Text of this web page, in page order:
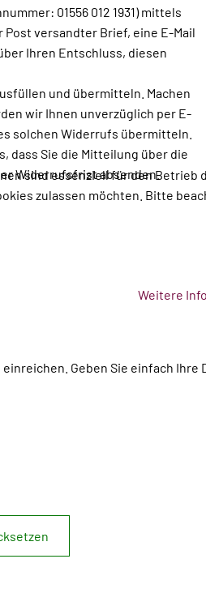
01556 012 1931) mittels
versandter Brief, eine E-Mail
Ihren Entschluss, diesen
und übermitteln. Machen
wir Ihnen unverzüglich per E-
solchen Widerrufs übermitteln.
dass Sie die Mitteilung über die
Widerrufsfrist absenden.
Geben Sie einfach
sind essenziell für den
zulassen möchten. Bitte
Weitere